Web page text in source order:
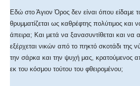
Εδώ στο Άγιον Όρος δεν είναι όπου είδαμε
θρυμματίζεται ως καθρέφτης πολύτιμος και
άπειρα; Και μετά να ξανασυντίθεται και να
εξέρχεται νικών από το πηκτό σκοτάδι της
την σάρκα και την ψυχή μας, κρατούμενος
εκ του κόσμου τούτου του φθειρομένου;